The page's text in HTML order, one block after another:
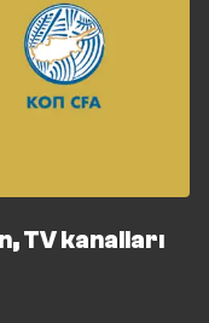
TV kanalları